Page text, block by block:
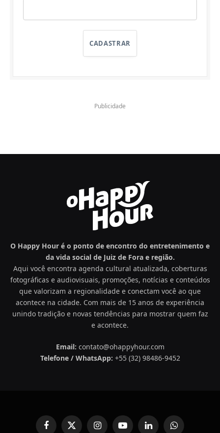
CADASTRAR
Publicidade
O Happy Hour é o ponto de encontro do entretenimento e
da vida social de Juiz de Fora e região.
Aqui você encontra agenda cultural atualizada, coberturas
fotográficas e audiovisuais, promoções, notícias e conteúdos
que valorizam a regionalidade e conectam você ao que
acontece na cidade. Com mais de 15 anos de experiência
unindo tradição e novas tendências para mostrar quem faz
e acontece.
Email: contato@ohappyhour.com
Telefone / WhatsApp: +55 (32) 98486-9452
FacebookX InstagramYouTubeLinkedInWhatsApp